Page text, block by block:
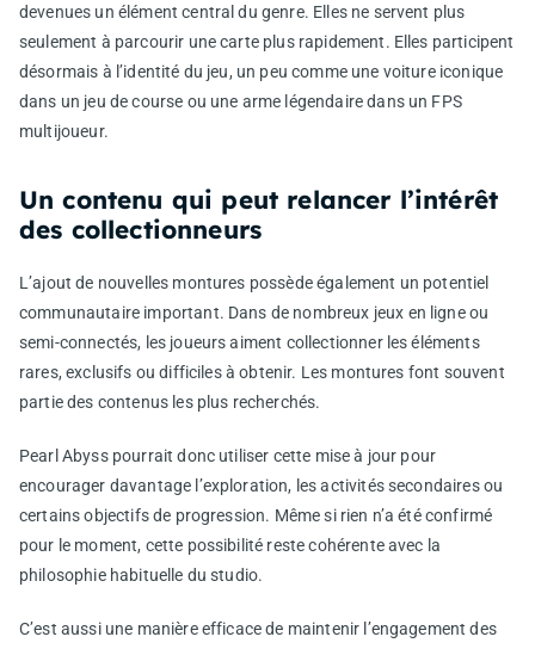
devenues un élément central du genre. Elles ne servent plus
seulement à parcourir une carte plus rapidement. Elles participent
désormais à l’identité du jeu, un peu comme une voiture iconique
dans un jeu de course ou une arme légendaire dans un FPS
multijoueur.
Un contenu qui peut relancer l’intérêt
des collectionneurs
L’ajout de nouvelles montures possède également un potentiel
communautaire important. Dans de nombreux jeux en ligne ou
semi-connectés, les joueurs aiment collectionner les éléments
rares, exclusifs ou difficiles à obtenir. Les montures font souvent
partie des contenus les plus recherchés.
Pearl Abyss pourrait donc utiliser cette mise à jour pour
encourager davantage l’exploration, les activités secondaires ou
certains objectifs de progression. Même si rien n’a été confirmé
pour le moment, cette possibilité reste cohérente avec la
philosophie habituelle du studio.
C’est aussi une manière efficace de maintenir l’engagement des